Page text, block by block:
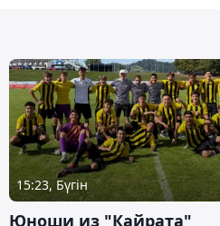
15:23, Бүгін
Юноши из "Кайрата"